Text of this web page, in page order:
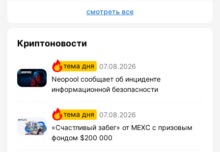
смотреть все
Криптоновости
тема дня
07.08.2026
Neopool сообщает об инциденте
информационной безопасности
тема дня
07.08.2026
«Счастливый забег» от MEXC с призовым
фондом $200 000